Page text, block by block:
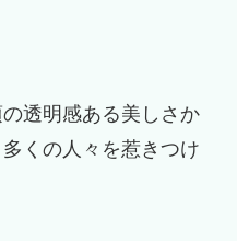
透明感ある美しさか
くの人々を惹きつけ